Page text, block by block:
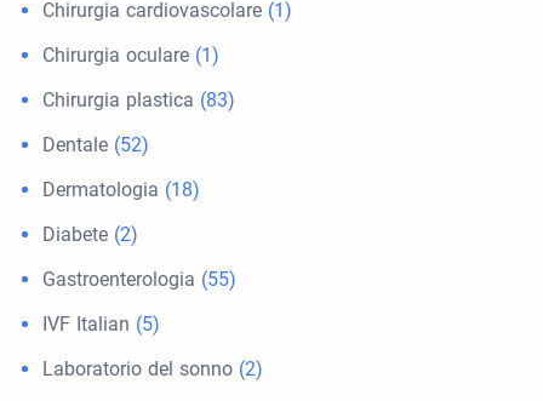
Chirurgia cardiovascolare (1)
Chirurgia oculare (1)
Chirurgia plastica (83)
Dentale (52)
Dermatologia (18)
Diabete (2)
Gastroenterologia (55)
IVF Italian (5)
Laboratorio del sonno (2)